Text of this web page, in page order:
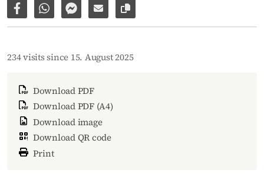
Share on Facebook
Share via WhatsApp
Share via Facebook Messenger
Share via E-Mail
Copy link to page
234 visits since 15. August 2025
Download PDF
Download PDF (A4)
Download image
Download QR code
Print